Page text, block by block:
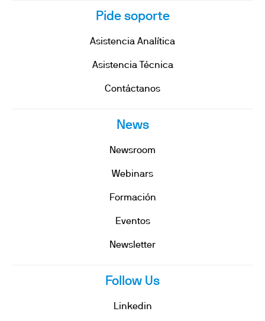
Pide soporte
Asistencia Analítica
Asistencia Técnica
Contáctanos
News
Newsroom
Webinars
Formación
Eventos
Newsletter
Follow Us
Linkedin